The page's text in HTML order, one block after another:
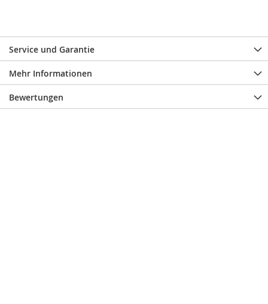
Service und Garantie
Mehr Informationen
Bewertungen